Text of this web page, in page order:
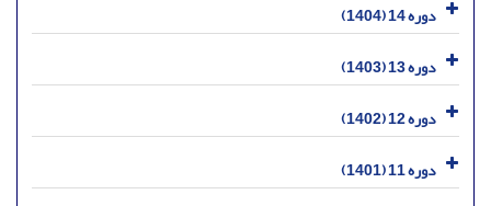
دوره 14 (1404)
دوره 13 (1403)
دوره 12 (1402)
دوره 11 (1401)